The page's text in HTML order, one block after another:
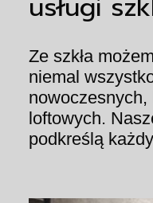
Ze szkła
niemal
loftowych.
podkreślą